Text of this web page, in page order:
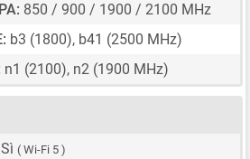
850 / 900 / 1900 / 2100 MHz
b3 (1800), b41 (2500 MHz)
n1 (2100), n2 (1900 MHz)
Sì ( Wi-Fi 5 )